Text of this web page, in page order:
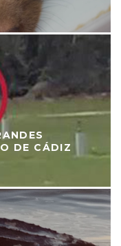
DE CÁDIZ